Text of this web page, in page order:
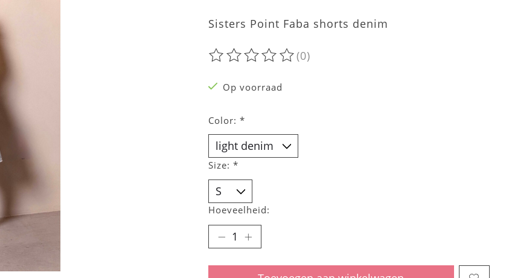
Sisters Point Faba shorts denim
De beoordeling van dit product is
(0)
Op voorraad
Color: *
Size: *
Hoeveelheid: